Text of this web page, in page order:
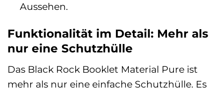
Aussehen.
Funktionalität im Detail: Mehr als
nur eine Schutzhülle
Das Black Rock Booklet Material Pure ist
mehr als nur eine einfache Schutzhülle. Es